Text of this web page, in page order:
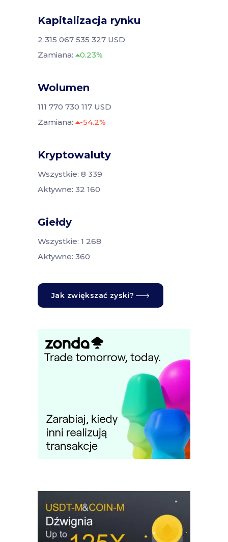
Kapitalizacja rynku
2 315 067 535 327 USD
Zamiana:
0.23%
Wolumen
111 770 730 117 USD
Zamiana:
-54.2%
Kryptowaluty
Wszystkie: 8 339
Aktywne: 32 160
Giełdy
Wszystkie: 1 268
Aktywne: 360
Jak zwiększać zyski?